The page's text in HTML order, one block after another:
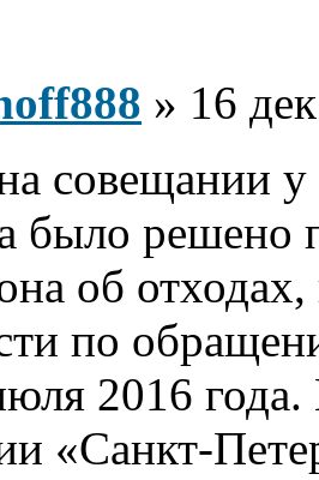
» 16
совещании
было решено
об
по
2016
«Санкт-